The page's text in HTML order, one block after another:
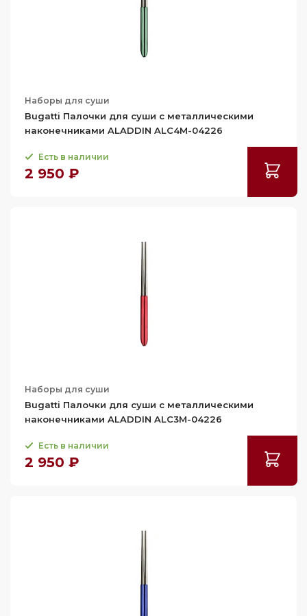
Наборы для суши
Bugatti Палочки для суши с металлическими
наконечниками ALADDIN ALC4M-04226
Есть в наличии
2 950 ₽
Наборы для суши
Bugatti Палочки для суши с металлическими
наконечниками ALADDIN ALC3M-04226
Есть в наличии
2 950 ₽